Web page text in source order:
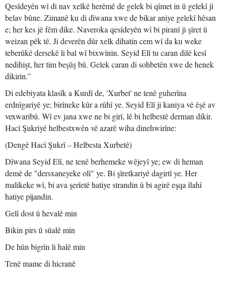
Qesîdeyên wî di nav xelkê herêmê de gelek bi qîmet in û gelekî jî
belav bûne. Zimanê ku di dîwana xwe de bikar aniye gelekî hêsan
e; her kes jê fêm dike. Naveroka qesîdeyên wî bi piranî ji şîret û
weizan pêk tê. Ji deverên dûr xelk dihatin cem wî da ku weke
teberûkê dersekê li bal wî bixwînin. Seyid Elî tu caran dilê kesî
nedihişt, her tim beşûş bû. Gelek caran di sohbetên xwe de henek
dikirin.”
Di edebiyata klasîk a Kurdî de, 'Xurbet' ne tenê guherîna
erdnîgariyê ye; birîneke kûr a rûhî ye. Seyid Elî ji kaniya vê êşê av
vexwaribû. Wî ev jana xwe ne bi girî, lê bi helbestê derman dikir.
Hacî Şukriyê helbestxwên vê azarê wiha dinehwirîne:
(Dengê Hacî Şukrî – Helbesta Xurbetê)
Dîwana Seyid Elî, ne tenê berhemeke wêjeyî ye; ew di heman
demê de "dersxaneyeke olî" ye. Bi şîretkariyê dagirtî ye. Her
malikeke wî, bi ava şerîetê hatiye strandin û bi agirê eşqa îlahî
hatiye pijandin.
Gelî dost û hevalê min
Bikin pirs û sûalê min
De hûn bigrîn li halê min
Tenê mame di hicranê